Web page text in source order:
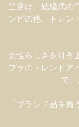
当店は、結婚式の
ンピの他、トレン
女性らしさを引き
プラのトレンドア
で
「ブランド品を